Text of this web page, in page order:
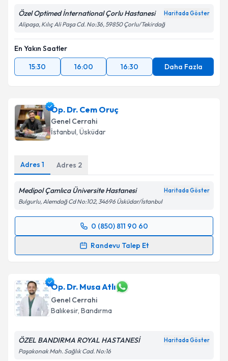
Özel Optimed İnternational Çorlu Hastanesi Haritada Göster
Alipaşa, Kılıç Ali Paşa Cd. No:36, 59850 Çorlu/Tekirdağ
En Yakın Saatler
15:30
16:00 16:30 Daha Fazla
Op. Dr. Cem Oruç
Genel Cerrahi
İstanbul, Üsküdar
Adres 1 Adres 2
Medipol Çamlıca Üniversite Hastanesi Haritada Göster
Bulgurlu, Alemdağ Cd No:102, 34696 Üsküdar/İstanbul
0 (850) 811 90 60
Randevu Talep Et
Randevu Takvimi Talebi
takvim hazırlandığında e-posta ile bilgilendireceğiz.
E-posta Adresiniz
Kişisel verilerimin işlenmesine ilişkin
Op. Dr. Musa Atlı
Genel Cerrahi
Balıkesir, Bandırma
ÖZEL BANDIRMA ROYAL HASTANESİ Haritada Göster
Paşakonak Mah. Sağlık Cad. No:16